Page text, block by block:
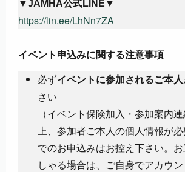
▼JAMHA公式LINE▼
https://lin.ee/LhNn7ZA
イベント申込みに関する注意事項
必ずイベントに参加されるご本人
さい
（イベント保険加入・参加案内
上、参加者ご本人の個人情報が
でのお申込みはお控え下さい。
しゃる場合は、ご自身でアカウ